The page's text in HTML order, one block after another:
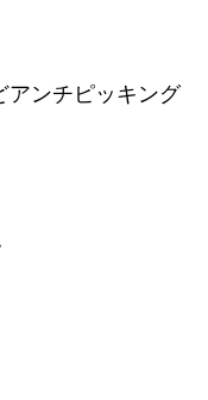
アンチピッキング